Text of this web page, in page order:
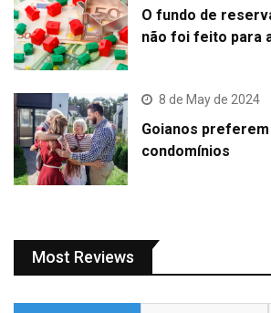
O fundo de
não foi feito para
8 de May de 2024
Goianos
condomínios
Most Reviews